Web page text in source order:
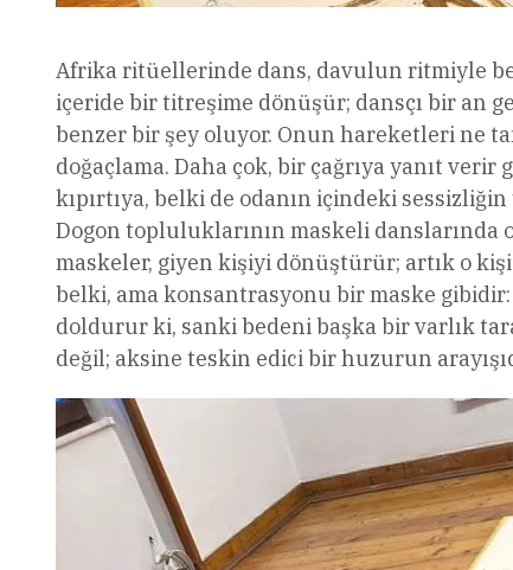
Afrika ritüellerinde dans, davulun ritmiyle
içeride bir titreşime dönüşür; dansçı bir an
benzer bir şey oluyor. Onun hareketleri ne
doğaçlama. Daha çok, bir çağrıya yanıt
kıpırtıya, belki de odanın içindeki sessizliğin
Dogon topluluklarının maskeli danslarında
maskeler, giyen kişiyi dönüştürür; artık o
belki, ama konsantrasyonu bir maske
doldurur ki, sanki bedeni başka bir varlık
değil; aksine teskin edici bir huzurun